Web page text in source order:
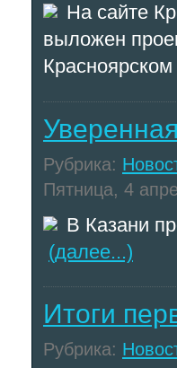
На сайте
выложен
Красноярском
Рубрика:
Пятница, 4
В Казани
(далее...)
Итоги
Рубрика: